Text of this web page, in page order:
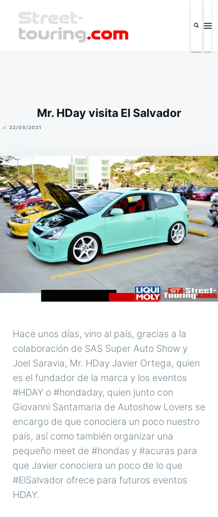
contenido
Mr. HDay visita El Salvador
E
el 22/05/2021
Hace unos días, vino al país, gracias a la
colaboración de SAS Super Auto Show y
Joel Saravia, Mr. HDay Javier Ortega, quien
es el fundador de la marca y los eventos
#HDAY o #hondaday, quien junto con
Giovanni Santamaria de Autoshow Lovers se
encargo de que conociera un poco nuestro
país, así como también organizar una
pequeño meet de #hondas y #acuras para
que Javier conociera un poco de lo que
#ElSalvador ofrece para futuros eventos
HDAY.